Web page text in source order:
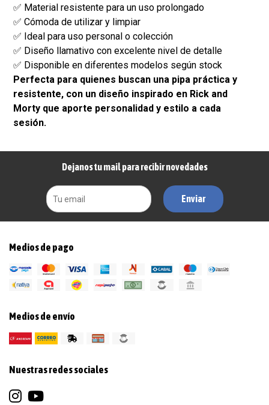
✅ Material resistente para un uso prolongado
✅ Cómoda de utilizar y limpiar
✅ Ideal para uso personal o colección
✅ Diseño llamativo con excelente nivel de detalle
✅ Disponible en diferentes modelos según stock
Perfecta para quienes buscan una pipa práctica y
resistente, con un diseño inspirado en Rick and
Morty que aporte personalidad y estilo a cada
sesión.
Dejanos tu mail para recibir novedades
Enviar
Medios de pago
Medios de envío
Nuestras redes sociales